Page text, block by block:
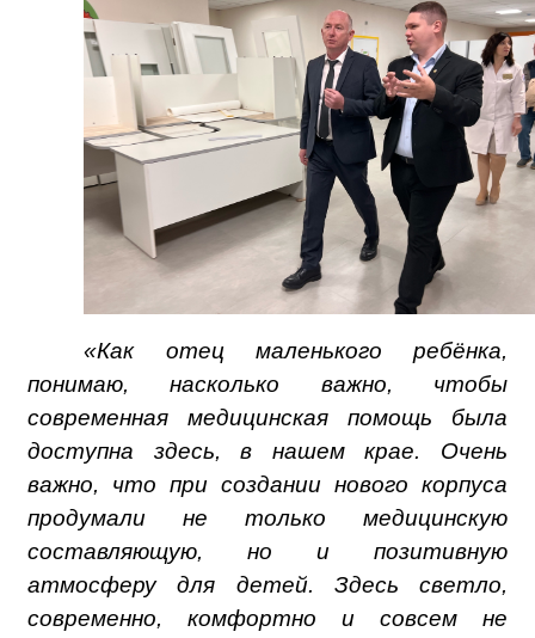
«Как отец маленького ребёнка,
понимаю, насколько важно, чтобы
современная медицинская помощь была
доступна здесь, в нашем крае. Очень
важно, что при создании нового корпуса
продумали не только медицинскую
составляющую, но и позитивную
атмосферу для детей. Здесь светло,
современно, комфортно и совсем не